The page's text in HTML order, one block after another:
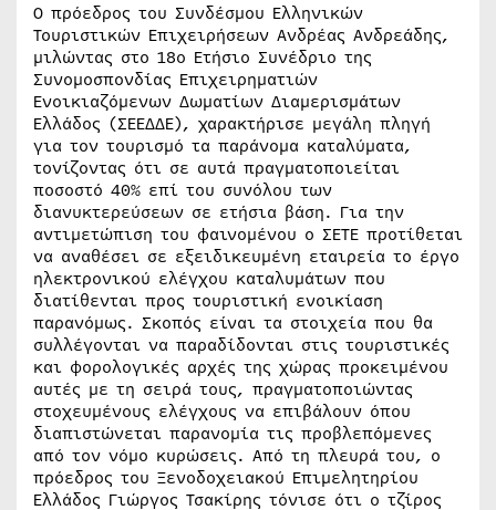
Ο πρόεδρος του Συνδέσμου Ελληνικών
Τουριστικών Επιχειρήσεων Ανδρέας Ανδρεάδης,
μιλώντας στο 18ο Ετήσιο Συνέδριο της
Συνομοσπονδίας Επιχειρηματιών
Ενοικιαζόμενων Δωματίων Διαμερισμάτων
Ελλάδος (ΣΕΕΔΔΕ), χαρακτήρισε μεγάλη πληγή
για τον τουρισμό τα παράνομα καταλύματα,
τονίζοντας ότι σε αυτά πραγματοποιείται
ποσοστό 40% επί του συνόλου των
διανυκτερεύσεων σε ετήσια βάση. Για την
αντιμετώπιση του φαινομένου ο ΣΕΤΕ προτίθεται
να αναθέσει σε εξειδικευμένη εταιρεία το έργο
ηλεκτρονικού ελέγχου καταλυμάτων που
διατίθενται προς τουριστική ενοικίαση
παρανόμως. Σκοπός είναι τα στοιχεία που θα
συλλέγονται να παραδίδονται στις τουριστικές
και φορολογικές αρχές της χώρας προκειμένου
αυτές με τη σειρά τους, πραγματοποιώντας
στοχευμένους ελέγχους να επιβάλουν όπου
διαπιστώνεται παρανομία τις προβλεπόμενες
από τον νόμο κυρώσεις. Από τη πλευρά του, ο
πρόεδρος του Ξενοδοχειακού Επιμελητηρίου
Ελλάδος Γιώργος Τσακίρης τόνισε ότι ο τζίρος